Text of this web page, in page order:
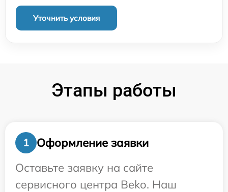
Уточнить условия
Этапы работы
1
Оформление заявки
Оставьте заявку на сайте
сервисного центра Beko. Наш